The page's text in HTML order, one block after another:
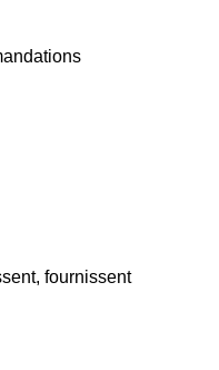
fournissent